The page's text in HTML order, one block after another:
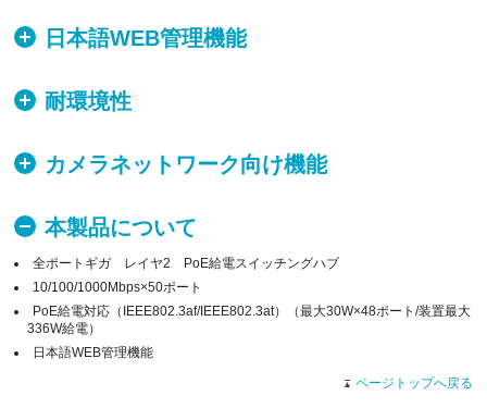
日本語WEB管理機能
耐環境性
カメラネットワーク向け機能
本製品について
全ポートギガ レイヤ2 PoE給電スイッチングハブ
10/100/1000Mbps×50ポート
PoE給電対応（IEEE802.3af/IEEE802.3at）（最大30W×48ポート/装置最大
336W給電）
日本語WEB管理機能
ページトップへ戻る